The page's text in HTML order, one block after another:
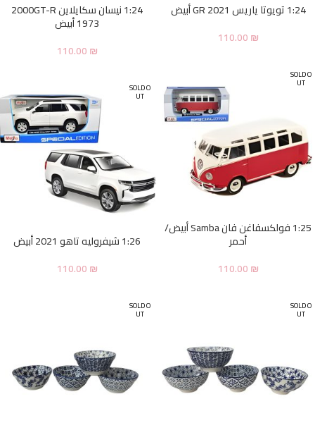
1:24 تويوتا ياريس GR 2021 أبيض
110.00₪
1:24 نيسان سكايلاين 2000GT-R
1973 أبيض
110.00₪
SOLD O
UT
1:25 فولكسفاغن فان Samba أبيض/
أحمر
110.00₪
SOLD O
UT
1:26 شيفروليه تاهو 2021 أبيض
110.00₪
SOLD O
UT
SOLD O
UT